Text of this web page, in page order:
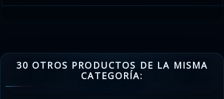
30 OTROS PRODUCTOS DE LA MISMA
CATEGORÍA: